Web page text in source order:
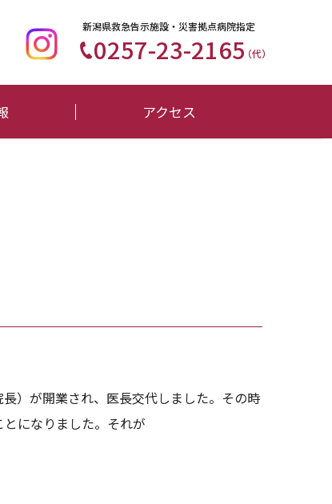
新潟県救急告示施設・災害拠点病院指定
0257-23-2165（代）
アクセス
）が開業され、医長交代しました。その時
になりました。それが